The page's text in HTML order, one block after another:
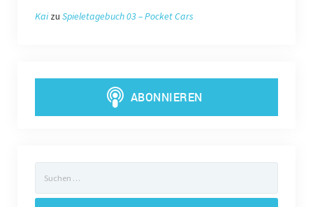
Kaizu Spieletagebuch 03 – Pocket Cars
nach: